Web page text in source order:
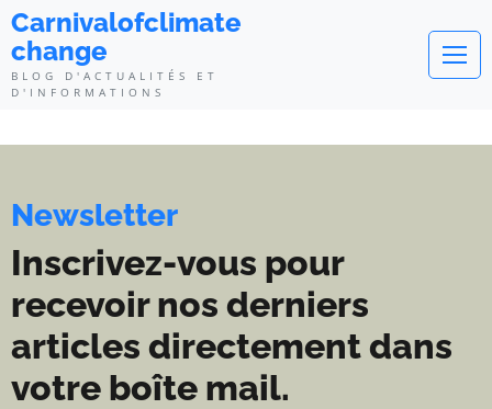
Carnivalofclimatechange -
Carnivalofclimate
change
BLOG D'ACTUALITÉS ET
D'INFORMATIONS
Newsletter
Inscrivez-vous pour
recevoir nos derniers
articles directement dans
votre boîte mail.